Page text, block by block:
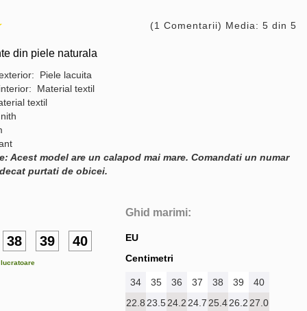
(1 Comentarii) Media: 5 din 5
din piele naturala
Piele lacuita
Material textil
textil
Acest model are un calapod mai mare. Comandati un numar
purtati de obicei.
38 39 40
Ghid marimi:
EU
Centimetri
34 35 36 37 38 39
40
22.8 23.524.2 24.7 25.426.2 27.0